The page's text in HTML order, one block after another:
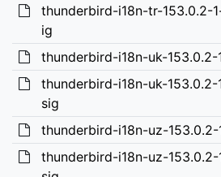
thunderbird-i18n-tr-153.0.2-
ig
thunderbird-i18n-uk-153.0.2-
thunderbird-i18n-uk-153.0.2-
sig
thunderbird-i18n-uz-
thunderbird-i18n-uz-153.0.2-